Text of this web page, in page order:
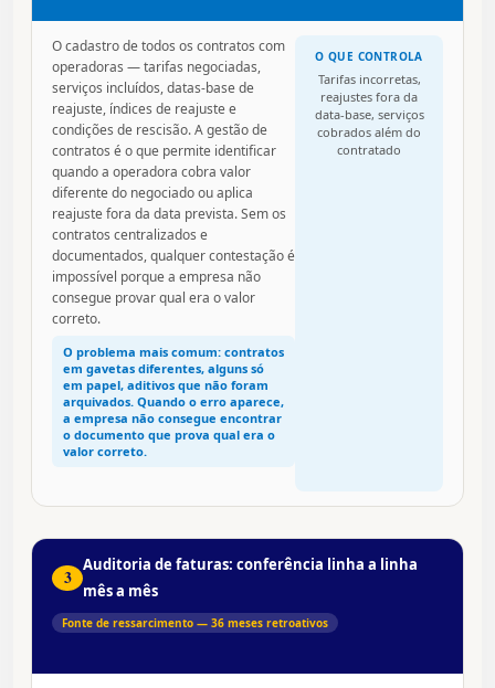
O cadastro de todos os contratos com
operadoras — tarifas negociadas,
serviços incluídos, datas-base de
reajuste, índices de reajuste e
condições de rescisão. A gestão de
contratos é o que permite identificar
quando a operadora cobra valor
diferente do negociado ou aplica
reajuste fora da data prevista. Sem os
contratos centralizados e
documentados, qualquer contestação é
impossível porque a empresa não
consegue provar qual era o valor
correto.
O problema mais comum: contratos
em gavetas diferentes, alguns só
em papel, aditivos que não foram
arquivados. Quando o erro aparece,
a empresa não consegue encontrar
o documento que prova qual era o
valor correto.
O QUE CONTROLA
Tarifas incorretas,
reajustes fora da
data-base, serviços
cobrados além do
contratado
3
Auditoria de faturas: conferência linha a linha
mês a mês
Fonte de ressarcimento — 36 meses retroativos